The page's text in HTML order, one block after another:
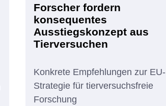
Forscher fordern
konsequentes
Ausstiegskonzept aus
Tierversuchen
Konkrete Empfehlungen zur EU-
Strategie für tierversuchsfreie
Forschung